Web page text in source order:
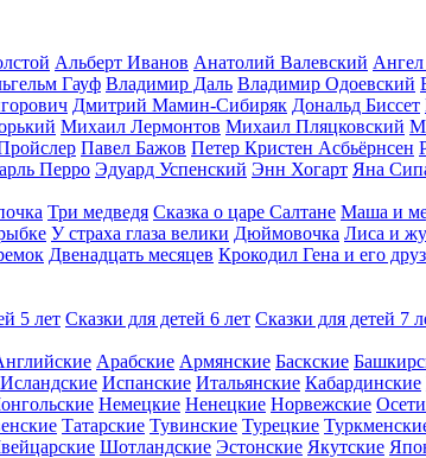
Альберт Иванов Анатолий Валевский
Гауф Владимир Даль Владимир Одоевский
Дмитрий Мамин-Сибиряк Дональд Биссет
Михаил Лермонтов Михаил Пляцковский
Павел Бажов Петер Кристен Асбьёрнсен
Перро Эдуард Успенский Энн Хогарт Яна
Три медведя Сказка о царе Салтане Маша и
У страха глаза велики Дюймовочка Лиса и
Двенадцать месяцев Крокодил Гена и его
5 лет Сказки для детей 6 лет Сказки для детей 7
Арабские Армянские Баскские
Исландские Испанские Итальянские Кабардинские
Немецкие Ненецкие Норвежские
Татарские Тувинские Турецкие
Шотландские Эстонские Якутские